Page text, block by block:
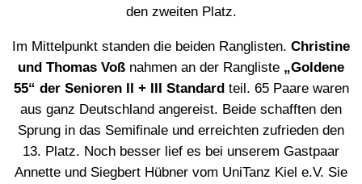
den zweiten Platz.
Im Mittelpunkt standen die beiden Ranglisten. Christine
und Thomas Voß nahmen an der Rangliste „Goldene
55“ der Senioren II + III Standardteil. 65 Paare waren
aus ganz Deutschland angereist. Beide schafften den
Sprung in das Semifinale und erreichten zufrieden den
13. Platz. Noch besser lief es bei unserem Gastpaar
Annette und Siegbert Hübner vom UniTanz Kiel e.V. Sie